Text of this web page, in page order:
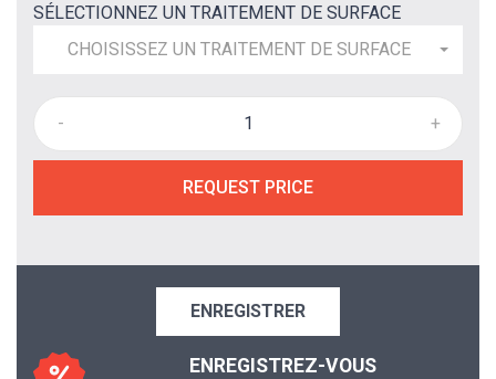
SÉLECTIONNEZ UN TRAITEMENT DE SURFACE
CHOISISSEZ UN TRAITEMENT DE SURFACE
- +
REQUEST PRICE
ENREGISTRER
ENREGISTREZ-VOUS